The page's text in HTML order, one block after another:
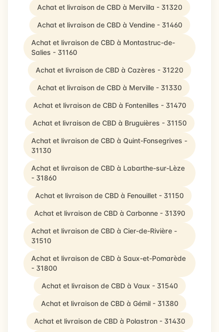
Achat et livraison de CBD à Mervilla - 31320
Achat et livraison de CBD à Vendine - 31460
Achat et livraison de CBD à Montastruc-de-
Salies - 31160
Achat et livraison de CBD à Cazères - 31220
Achat et livraison de CBD à Merville - 31330
Achat et livraison de CBD à Fontenilles - 31470
Achat et livraison de CBD à Bruguières - 31150
Achat et livraison de CBD à Quint-Fonsegrives -
31130
Achat et livraison de CBD à Labarthe-sur-Lèze
- 31860
Achat et livraison de CBD à Fenouillet - 31150
Achat et livraison de CBD à Carbonne - 31390
Achat et livraison de CBD à Cier-de-Rivière -
31510
Achat et livraison de CBD à Saux-et-Pomarède
- 31800
Achat et livraison de CBD à Vaux - 31540
Achat et livraison de CBD à Gémil - 31380
Achat et livraison de CBD à Polastron - 31430